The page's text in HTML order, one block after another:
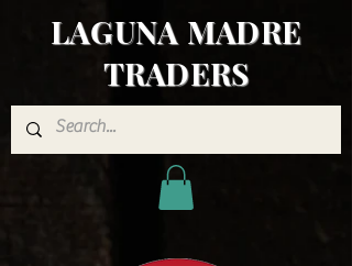
LAGUNA MADRE
TRADERS